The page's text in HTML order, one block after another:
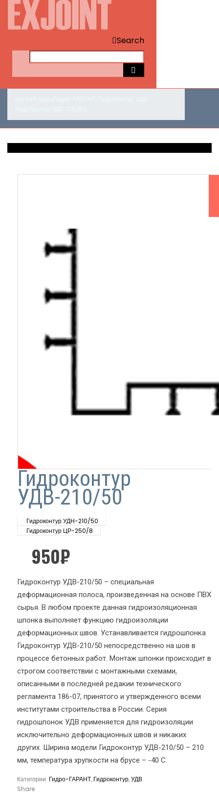
Search
Гидроконтур
УДВ-210/50
Гидроконтур УДН-210/50
Гидроконтур ЦР-250/8
950₽
Гидроконтур УДВ-210/50 – специальная
деформационная полоса, произведенная на основе ПВХ
сырья. В любом проекте данная гидроизоляционная
шпонка выполняет функцию гидроизоляции
деформационных швов. Устанавливается гидрошпонка
Гидроконтур УДВ-210/50 непосредственно на шов в
процессе бетонных работ. Монтаж шпонки происходит в
строгом соответствии с монтажными схемами,
описанными в последней редакии технического
регламента 186-07, принятого и утвержденного всеми
институтами строительства в России. Серия
гидрошпонок УДВ применяется для гидроизоляции
исключительно деформационных швов и никаких
других. Ширина модели Гидроконтур УДВ-210/50 – 210
мм, температура хрупкости на брусе – -40 С.
Категории: Гидро-ГАРАНТ, Гидроконтур,УДВ
Share